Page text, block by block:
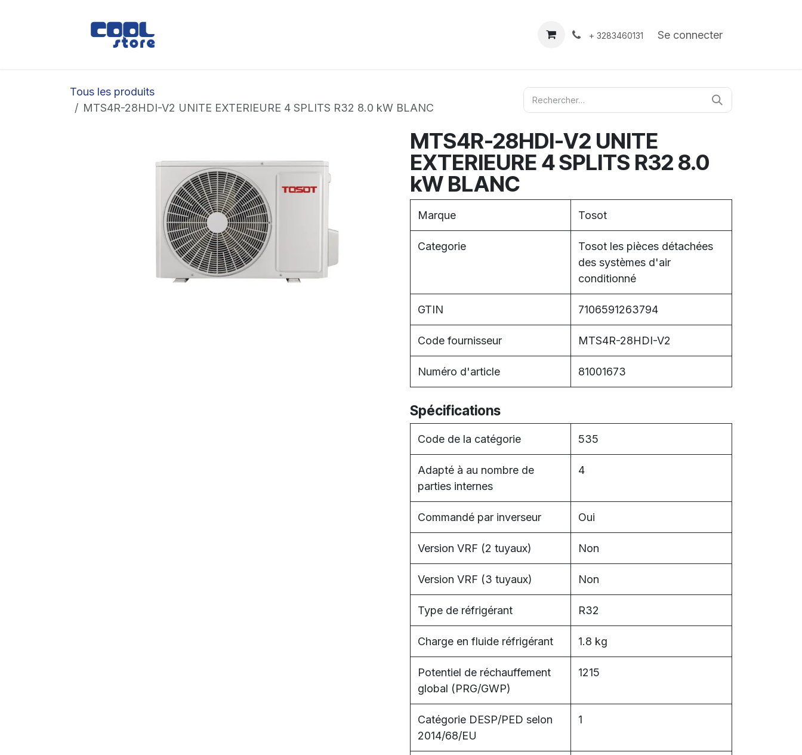
À propos Contact
+ 3283460131 Se connecter
Tous les produits
MTS4R-28HDI-V2 UNITE EXTERIEURE 4 SPLITS R32 8.0 kW BLANC
MTS4R-28HDI-V2 UNITE
EXTERIEURE 4 SPLITS R32 8.0
kW BLANC
Marque Tosot
Categorie
Tosot les pièces détachées
des systèmes d'air
conditionné
GTIN 7106591263794
Code fournisseur MTS4R-28HDI-V2
Numéro d'article 81001673
Spécifications
Code de la catégorie 535
Adapté à au nombre de
parties internes
4
Commandé par inverseur Oui
Version VRF (2 tuyaux) Non
Version VRF (3 tuyaux) Non
Type de réfrigérant R32
Charge en fluide réfrigérant 1.8 kg
Potentiel de réchauffement
global (PRG/GWP)
1215
Catégorie DESP/PED selon
2014/68/EU
1